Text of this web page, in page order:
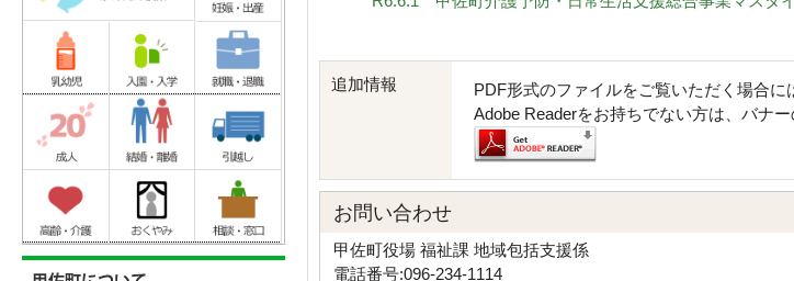
追加情報
PDF形式のファイルをご覧いただく場合に
Adobe Readerをお持ちでない方は、バナ
お問い合わせ
甲佐町役場 福祉課 地域包括支援係
電話番号:096-234-1114